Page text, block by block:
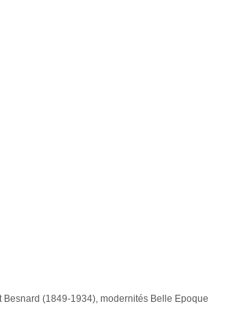
Besnard (1849-1934), modernités Belle Epoque